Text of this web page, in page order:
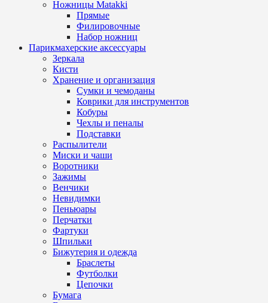
Ножницы Matakki
Прямые
Филировочные
Набор ножниц
Парикмахерские аксессуары
Зеркала
Кисти
Хранение и организация
Сумки и чемоданы
Коврики для инструментов
Кобуры
Чехлы и пеналы
Подставки
Распылители
Миски и чаши
Воротники
Зажимы
Венчики
Невидимки
Пеньюары
Перчатки
Фартуки
Шпильки
Бижутерия и одежда
Браслеты
Футболки
Цепочки
Бумага